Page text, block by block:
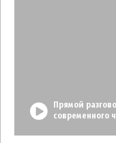
Прямой
современного